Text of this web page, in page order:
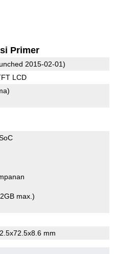
Primer
2015-02-01)
LCD
max.)
mm